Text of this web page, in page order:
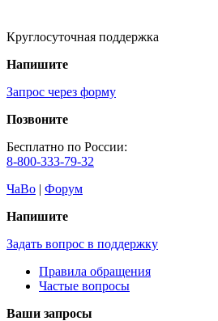
Круглосуточная поддержка
Напишите
Запрос через форму
Позвоните
Бесплатно по России:
8-800-333-79-32
ЧаВо | Форум
Напишите
Задать вопрос в поддержку
Правила обращения
Частые вопросы
Ваши запросы